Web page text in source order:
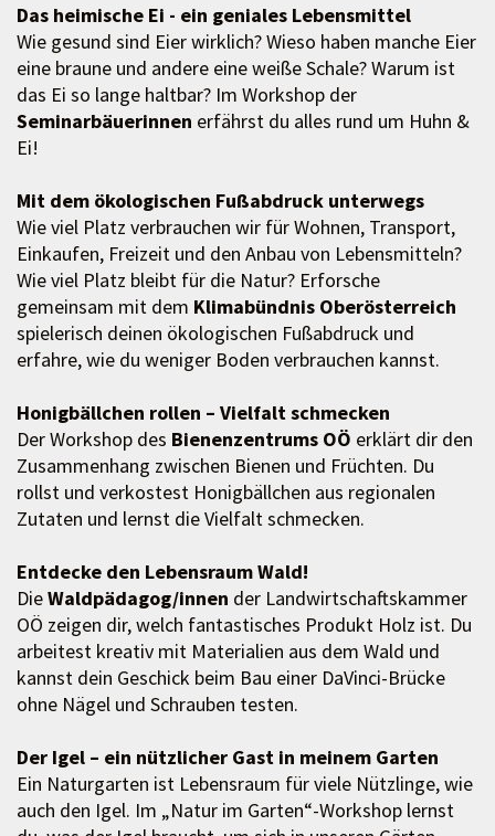
Das heimische Ei - ein geniales Lebensmittel
Wie gesund sind Eier wirklich? Wieso haben manche Eier
eine braune und andere eine weiße Schale? Warum ist
das Ei so lange haltbar? Im Workshop der
Seminarbäuerinnen erfährst du alles rund um Huhn &
Ei!
Mit dem ökologischen Fußabdruck unterwegs
Wie viel Platz verbrauchen wir für Wohnen, Transport,
Einkaufen, Freizeit und den Anbau von Lebensmitteln?
Wie viel Platz bleibt für die Natur? Erforsche
gemeinsam mit dem Klimabündnis Oberösterreich
spielerisch deinen ökologischen Fußabdruck und
erfahre, wie du weniger Boden verbrauchen kannst.
Honigbällchen rollen – Vielfalt schmecken
Der Workshop des Bienenzentrums OÖ erklärt dir den
Zusammenhang zwischen Bienen und Früchten. Du
rollst und verkostest Honigbällchen aus regionalen
Zutaten und lernst die Vielfalt schmecken.
Entdecke den Lebensraum Wald!
DieWaldpädagog/innen der Landwirtschaftskammer
OÖ zeigen dir, welch fantastisches Produkt Holz ist. Du
arbeitest kreativ mit Materialien aus dem Wald und
kannst dein Geschick beim Bau einer DaVinci-Brücke
ohne Nägel und Schrauben testen.
Der Igel – ein nützlicher Gast in meinem Garten
Ein Naturgarten ist Lebensraum für viele Nützlinge, wie
auch den Igel. Im „Natur im Garten“-Workshop lernst